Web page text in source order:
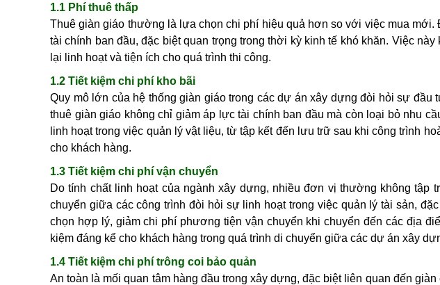
1.1 Phí thuê thấp
Thuê giàn giáo thường là lựa chọn chi phí hiệu quả hơn so với việc mua
tài chính ban đầu, đặc biệt quan trọng trong thời kỳ kinh tế khó khăn. Việc
lại linh hoạt và tiện ích cho quá trình thi công.
1.2 Tiết kiệm chi phí kho bãi
Quy mô lớn của hệ thống giàn giáo trong các dự án xây dựng đòi hỏi sự đầu
thuê giàn giáo không chỉ giảm áp lực tài chính ban đầu mà còn loại bỏ nhu
linh hoạt trong việc quản lý vật liệu, từ tập kết đến lưu trữ sau khi công trình
cho khách hàng.
1.3 Tiết kiệm chi phí vận chuyển
Do tính chất linh hoạt của ngành xây dựng, nhiều đơn vị thường không tập
chuyển giữa các công trình đòi hỏi sự linh hoạt trong việc quản lý tài sản,
chọn hợp lý, giảm chi phí phương tiện vận chuyển khi chuyển đến các địa
kiệm đáng kể cho khách hàng trong quá trình di chuyển giữa các dự án xây
1.4 Tiết kiệm chi phí trông coi bảo quản
An toàn là mối quan tâm hàng đầu trong xây dựng, đặc biệt liên quan đến